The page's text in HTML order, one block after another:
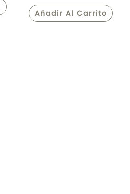
Añadir Al Carrito